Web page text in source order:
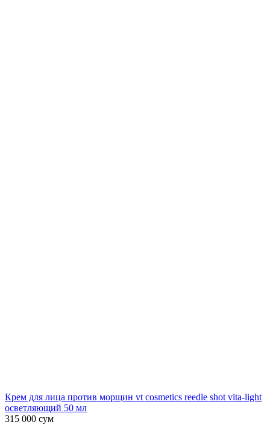
Крем для лица против морщин vt cosmetics reedle shot vita-light
осветляющий 50 мл
315 000 сум